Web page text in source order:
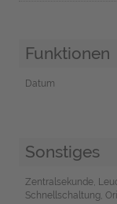
Funktionen
Datum
Sonstiges
Zentralsekunde,
Schnellschaltung,